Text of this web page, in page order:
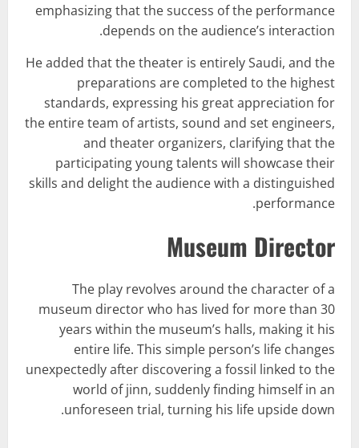
emphasizing that the success of the performance
depends on the audience’s interaction.
He added that the theater is entirely Saudi, and the
preparations are completed to the highest
standards, expressing his great appreciation for
the entire team of artists, sound and set engineers,
and theater organizers, clarifying that the
participating young talents will showcase their
skills and delight the audience with a distinguished
performance.
Museum Director
The play revolves around the character of a
museum director who has lived for more than 30
years within the museum’s halls, making it his
entire life. This simple person’s life changes
unexpectedly after discovering a fossil linked to the
world of jinn, suddenly finding himself in an
unforeseen trial, turning his life upside down.